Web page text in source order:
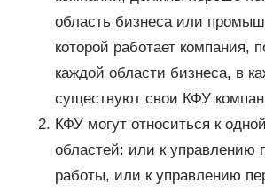
область бизнеса или
которой работает компания,
каждой области бизнеса, в
существуют свои КФУ
КФУ могут относиться к
областей: или к управлению
работы, или к управлению